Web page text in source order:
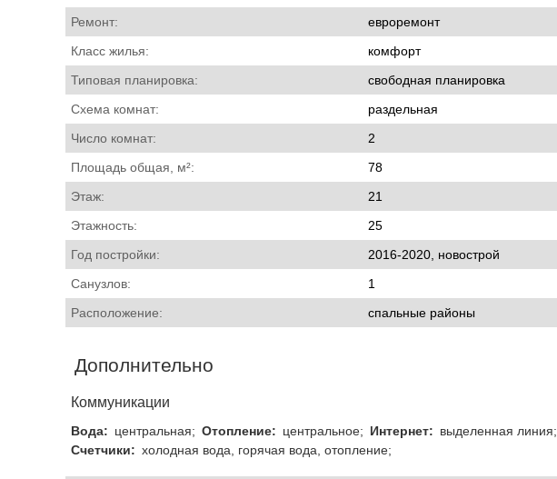
Ремонт:
евроремонт
Класс жилья:
комфорт
Типовая планировка:
свободная планировка
Схема комнат:
раздельная
Число комнат:
2
Площадь общая, м²:
78
Этаж:
21
Этажность:
25
Год постройки:
2016-2020, новострой
Санузлов:
1
Расположение:
спальные районы
Дополнительно
Коммуникации
Вода: центральная; Отопление: центральное; Интернет: выделенная линия;
Счетчики: холодная вода, горячая вода, отопление;